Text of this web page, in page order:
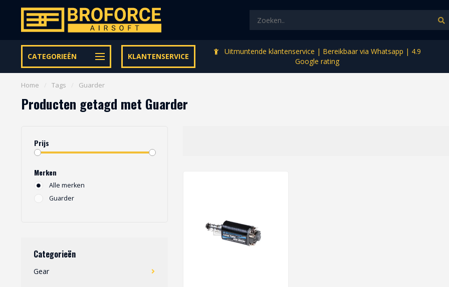
CATEGORIEËN KLANTENSERVICE
Gratis verzending vanaf € 95,- binnen NL | €100,- BE & DE
Uitmuntende klantenservice | Bereikbaar via Whatsapp | 4.9
Google rating
Home Tags Guarder
Producten getagd met Guarder
Prijs
Merken
Alle merken
Guarder
Categorieën
Gear